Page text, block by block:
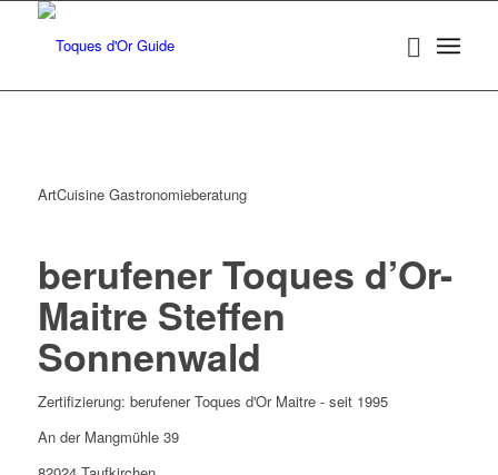
ArtCuisine Gastronomieberatung
berufener Toques d’Or-
Maitre Steffen
Sonnenwald
Zertifizierung: berufener Toques d'Or Maitre - seit 1995
An der Mangmühle 39